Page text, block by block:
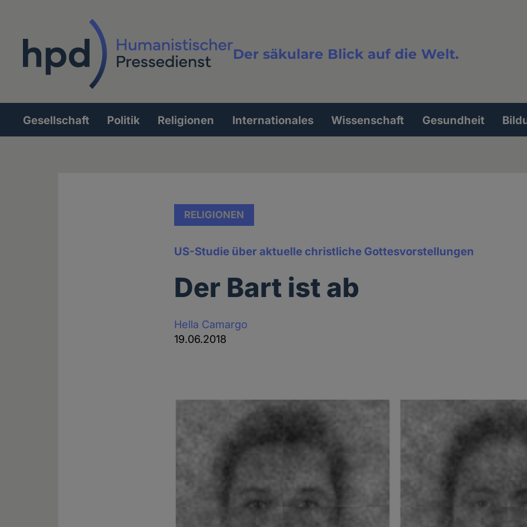
Der säkulare Blick auf die Welt.
Volltextsuche
Hauptnavigation
Gesellschaft Politik Religionen Internationales Wissenschaft Gesundheit
RELIGIONEN
US-Studie über aktuelle christliche Gottesvorstellungen
Der Bart ist ab
Hella Camargo
19.06.2018